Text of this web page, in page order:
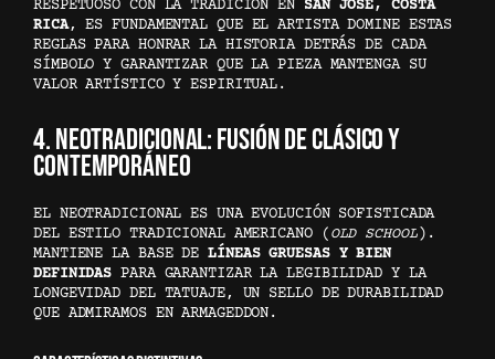
RESPETUOSO CON LA TRADICIÓN EN SAN JOSÉ, COSTA
RICA, ES FUNDAMENTAL QUE EL ARTISTA DOMINE ESTAS
REGLAS PARA HONRAR LA HISTORIA DETRÁS DE CADA
SÍMBOLO Y GARANTIZAR QUE LA PIEZA MANTENGA SU
VALOR ARTÍSTICO Y ESPIRITUAL.
4. NEOTRADICIONAL: FUSIÓN DE CLÁSICO Y
CONTEMPORÁNEO
EL NEOTRADICIONAL ES UNA EVOLUCIÓN SOFISTICADA
DEL ESTILO TRADICIONAL AMERICANO (OLD SCHOOL).
MANTIENE LA BASE DE LÍNEAS GRUESAS Y BIEN
DEFINIDAS PARA GARANTIZAR LA LEGIBILIDAD Y LA
LONGEVIDAD DEL TATUAJE, UN SELLO DE DURABILIDAD
QUE ADMIRAMOS EN ARMAGEDDON.